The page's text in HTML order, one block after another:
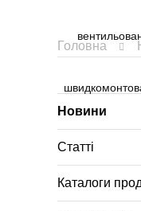
Головна
Новини
Статті
Каталоги